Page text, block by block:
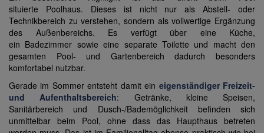
situierte Poolhaus. Dieses ist nicht nur als Abstell- oder
Technikbereich zu verstehen, sondern als vollwertige Ergänzung
des Außenbereichs. Es verfügt über eine Küche,
ein Badezimmer sowie eine separate Toilette und macht den
gesamten Pool- und Gartenbereich dadurch besonders
komfortabel nutzbar.
Gerade im Sommer entsteht damit ein eigenständiger Freizeit-
und Aufenthaltsbereich: Getränke, kleine Speisen,
Sanitärbereich und Dusch-/Bademöglichkeit befinden sich
unmittelbar beim Pool, ohne dass das Haupthaus betreten